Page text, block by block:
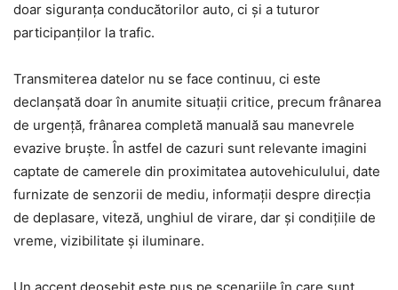
doar siguranța conducătorilor auto, ci și a tuturor
participanților la trafic.
Transmiterea datelor nu se face continuu, ci este
declanșată doar în anumite situații critice, precum frânarea
de urgență, frânarea completă manuală sau manevrele
evazive bruște. În astfel de cazuri sunt relevante imagini
captate de camerele din proximitatea autovehiculului, date
furnizate de senzorii de mediu, informații despre direcția
de deplasare, viteză, unghiul de virare, dar și condițiile de
vreme, vizibilitate și iluminare.